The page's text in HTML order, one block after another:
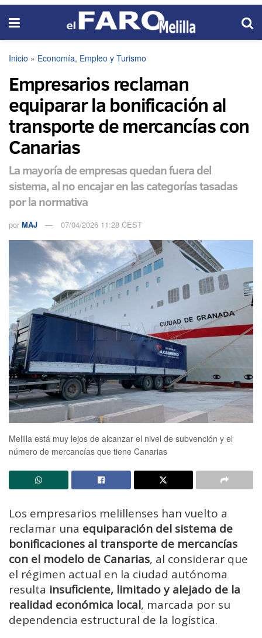
Inicio » Economía, Empleo y Turismo
Empresarios reclaman
equiparar la bonificación al
transporte de mercancías con
Canarias
La mayoría de empresas quedan fuera del
sistema, al no encajar en las categorías tasadas
por la normativa
por MAJ 07/04/2026 11:28 CEST
Melilla está muy lejos de alcanzar el nivel de subvención y el
número de mercancías que tiene Canarias
Los empresarios melillenses han vuelto a
reclamar una equiparación del sistema de
bonificaciones al transporte de mercancías
con el modelo de Canarias, al considerar que
el régimen actual en la ciudad autónoma
resulta insuficiente, limitado y alejado de la
realidad económica local, marcada por su
dependencia estructural de la logística.